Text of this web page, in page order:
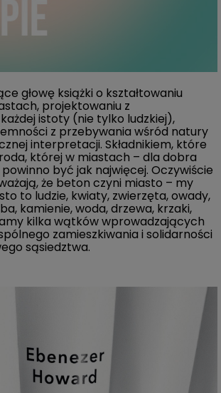
głowę książki o kształtowaniu
projektowaniu z
istoty (nie tylko ludzkiej),
z przebywania wśród natury
interpretacji. Składnikiem, które
której w miastach – dla dobra
być jak najwięcej. Oczywiście
że beton czyni miasto – my
to ludzie, kwiaty, zwierzęta, owady,
kamienie, woda, drzewa, krzaki,
kilka wątków wprowadzających
zamieszkiwania i solidarności
sąsiedztwa.